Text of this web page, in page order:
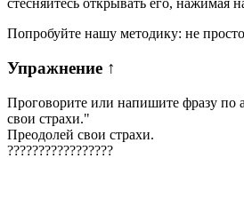
стесняйтесь открывать его, нажимая
Попробуйте нашу методику: не
Упражнение ↑
Проговорите или напишите фразу по
свои страхи."
Преодолей свои страхи.
?????????????????